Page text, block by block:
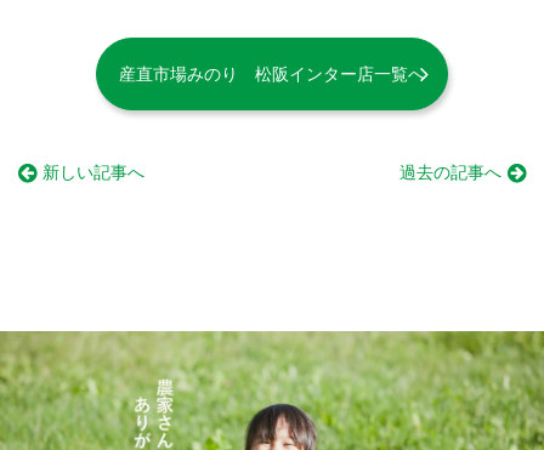
産直市場みのり 松阪インター店一覧へ
新しい記事へ 過去の記事へ